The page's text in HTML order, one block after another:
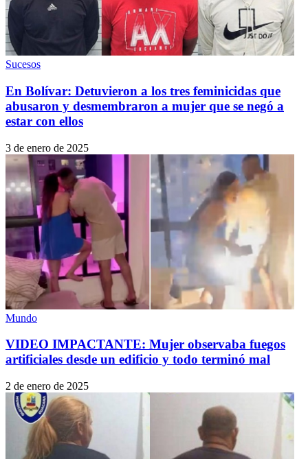
Sucesos
En Bolívar: Detuvieron a los tres feminicidas que
abusaron y desmembraron a mujer que se negó a
estar con ellos
3 de enero de 2025
Mundo
VIDEO IMPACTANTE: Mujer observaba fuegos
artificiales desde un edificio y todo terminó mal
2 de enero de 2025